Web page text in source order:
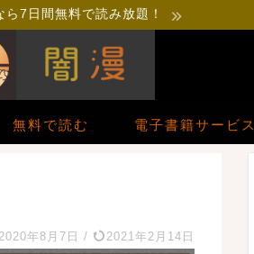
ら7日間無料で読み放題！
無料で読む 電子書籍サービス
2020年8月7日 / 2021年2月14日